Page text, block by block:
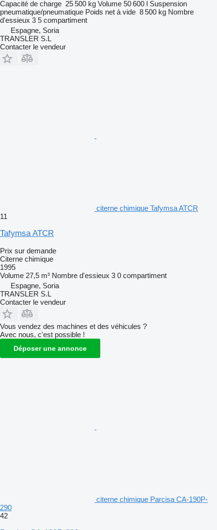
Capacité de charge 25 500 kg Volume 50 600 l Suspension
pneumatique/pneumatique Poids net à vide 8 500 kg Nombre
d'essieux 3 5 compartiment
Espagne, Soria
TRANSLER S.L
Contacter le vendeur
citerne chimique Tafymsa ATCR
11
Tafymsa ATCR
Prix sur demande
Citerne chimique
1995
Volume 27,5 m³ Nombre d'essieux 3 0 compartiment
Espagne, Soria
TRANSLER S.L
Contacter le vendeur
Vous vendez des machines et des véhicules ?
Avec nous, c'est possible !
Déposer une annonce
citerne chimique Parcisa CA-190P-
290
42